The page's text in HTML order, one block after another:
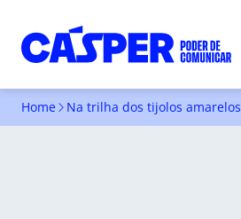
Home Na trilha dos tijolos amarelos